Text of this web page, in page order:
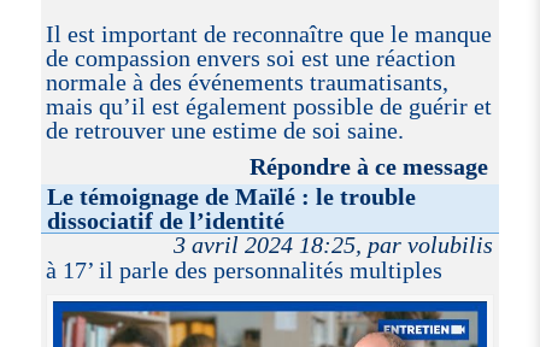
Il est important de reconnaître que le manque
de compassion envers soi est une réaction
normale à des événements traumatisants,
mais qu’il est également possible de guérir et
de retrouver une estime de soi saine.
Répondre à ce message
Le témoignage de Maïlé : le trouble
dissociatif de l’identité
3 avril 2024 18:25, par volubilis
à 17’ il parle des personnalités multiples